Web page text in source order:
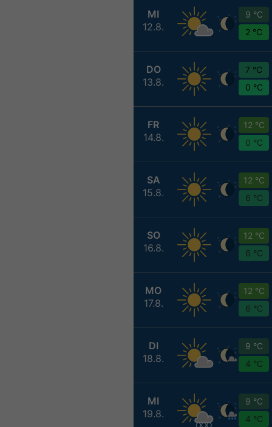
MI
12.8.
9 °C
2 °C
DO
13.8.
7 °C
0 °C
FR
14.8.
12 °C
0 °C
SA
15.8.
12 °C
6 °C
SO
16.8.
12 °C
6 °C
MO
17.8.
12 °C
6 °C
DI
18.8.
9 °C
4 °C
MI
19.8.
9 °C
4 °C